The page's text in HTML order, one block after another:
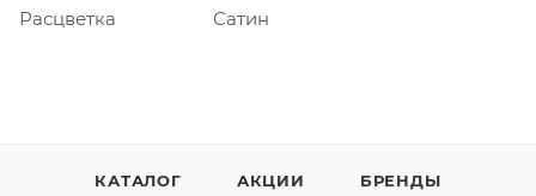
Расцветка
Сатин
КАТАЛОГ АКЦИИ БРЕНДЫ